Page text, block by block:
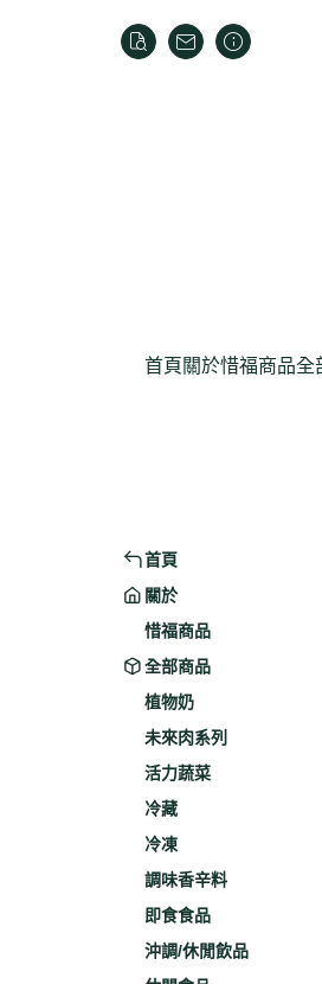
首頁 關於惜福商品全
首頁
關於
惜福商品
全部商品
植物奶
未來肉系列
活力蔬菜
冷藏
冷凍
調味香辛料
即食食品
沖調/休閒飲品